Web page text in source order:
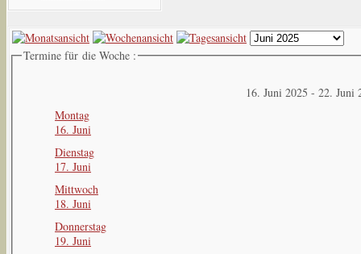
Termine für die Woche :
16. Juni 2025 - 22. Juni
Montag
16. Juni
Dienstag
17. Juni
Mittwoch
18. Juni
Donnerstag
19. Juni